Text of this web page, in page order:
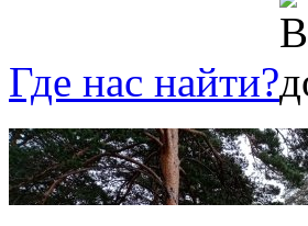
Где нас найти?